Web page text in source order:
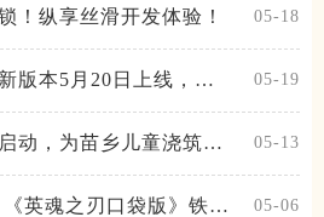
！纵享丝滑开发体验！ 05-18
版本5月20日上线，女
05-19
动，为苗乡儿童浇筑梦
05-13
英魂之刃口袋版》铁扇
05-06